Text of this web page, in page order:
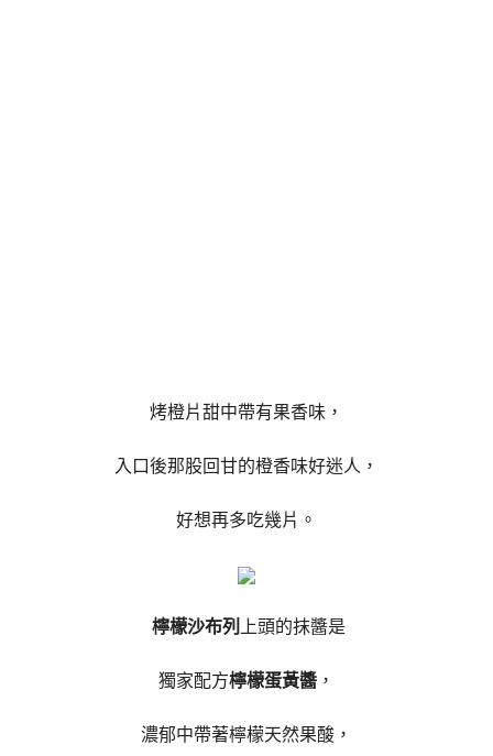
烤橙片甜中帶有果香味，
入口後那股回甘的橙香味好迷人，
好想再多吃幾片。
檸檬沙布列 上頭的抹醬是
獨家配方檸檬蛋黃醬 ，
濃郁中帶著檸檬天然果酸，